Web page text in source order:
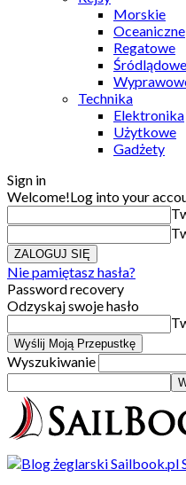
Morskie
Oceaniczne
Regatowe
Śródlądowe
Technika
Elektronika
Użytkowe
Gadżety
Sign in
Welcome!Log into your
Nie pamiętasz hasła?
Password recovery
Odzyskaj swoje hasło
Wyszukiwanie